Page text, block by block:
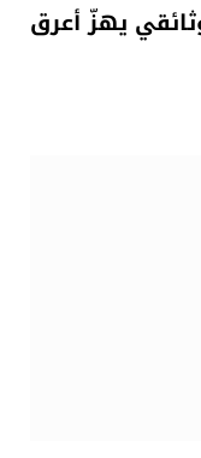
يهزّ أعرق